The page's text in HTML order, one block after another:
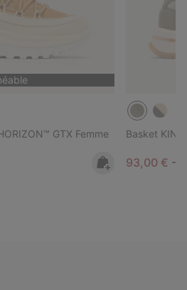
GTX Femme Basket
Minimum
93,00 € -